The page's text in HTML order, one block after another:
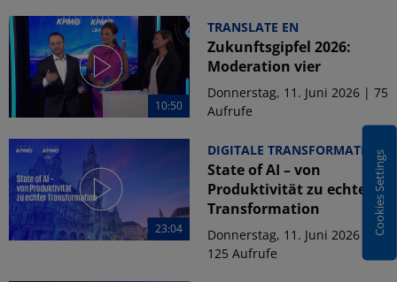
10:50
TRANSLATE EN
Zukunftsgipfel 2026:
Moderation vier
Donnerstag, 11. Juni 2026 | 75
Aufrufe
23:04
DIGITALE TRANSFORMATION
State of AI – von
Produktivität zu echter
Transformation
Donnerstag, 11. Juni 2026 |
125 Aufrufe
Cookies Settings